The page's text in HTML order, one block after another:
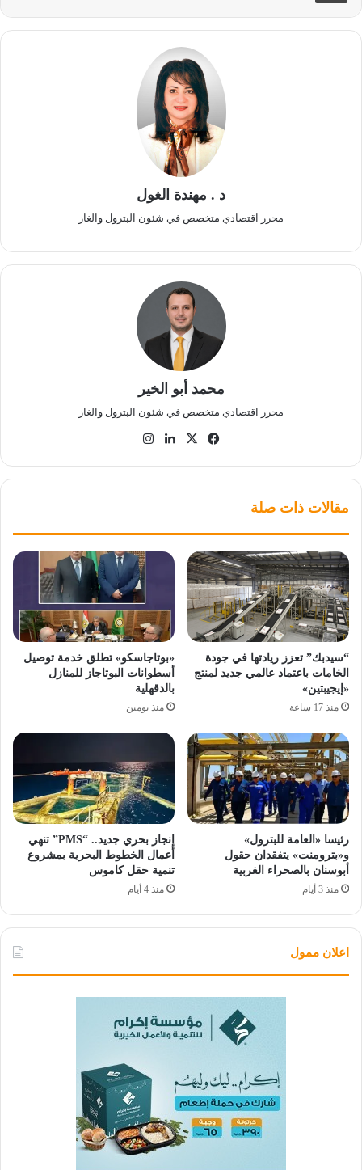
د . مهندة الغول
محرر اقتصادي متخصص في شئون البترول والغاز
محمد أبو الخير
محرر اقتصادي متخصص في شئون البترول والغاز
فيسبوك
‫X لينكدإن
مقالات ذات صلة
“سيدبك” تعزز ريادتها في جودة
الخامات باعتماد عالمي جديد لمنتج
«إيجيبتين»
منذ 17 ساعة
«بوتاجاسكو» تطلق خدمة توصيل
أسطوانات البوتاجاز للمنازل
بالدقهلية
منذ يومين
رئيسا «العامة للبترول»
و«بترومنت» يتفقدان حقول
أبوسنان بالصحراء الغربية
منذ 3 أيام
إنجاز بحري جديد.. “PMS” تنهي
أعمال الخطوط البحرية بمشروع
تنمية حقل كاموس
منذ 4 أيام
اعلان ممول